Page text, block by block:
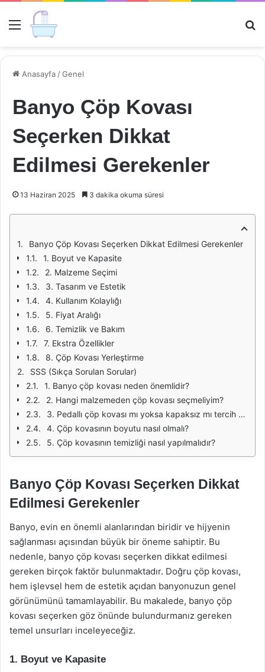
Menü
Anasayfa /Genel
Banyo Çöp Kovası
Seçerken Dikkat
Edilmesi Gerekenler
13 Haziran 2025 3 dakika okuma süresi
Banyo Çöp Kovası Seçerken Dikkat Edilmesi Gerekenler
1. Boyut ve Kapasite
2. Malzeme Seçimi
3. Tasarım ve Estetik
4. Kullanım Kolaylığı
5. Fiyat Aralığı
6. Temizlik ve Bakım
7. Ekstra Özellikler
8. Çöp Kovası Yerleştirme
SSS (Sıkça Sorulan Sorular)
1. Banyo çöp kovası neden önemlidir?
2. Hangi malzemeden çöp kovası seçmeliyim?
3. Pedallı çöp kovası mı yoksa kapaksız mı tercih etmeliyim?
4. Çöp kovasının boyutu nasıl olmalı?
5. Çöp kovasının temizliği nasıl yapılmalıdır?
Banyo Çöp Kovası Seçerken Dikkat
Edilmesi Gerekenler
Banyo, evin en önemli alanlarından biridir ve hijyenin
sağlanması açısından büyük bir öneme sahiptir. Bu
nedenle, banyo çöp kovası seçerken dikkat edilmesi
gereken birçok faktör bulunmaktadır. Doğru çöp kovası,
hem işlevsel hem de estetik açıdan banyonuzun genel
görünümünü tamamlayabilir. Bu makalede, banyo çöp
kovası seçerken göz önünde bulundurmanız gereken
temel unsurları inceleyeceğiz.
1. Boyut ve Kapasite